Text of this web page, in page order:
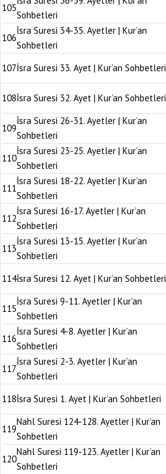
105
Sohbetleri
106
İsra Suresi 34-35. Ayetler | Kur’an
Sohbetleri
107İsra Suresi 33. Ayet | Kur’an Sohbetleri
108İsra Suresi 32. Ayet | Kur’an Sohbetleri
109
İsra Suresi 26-31. Ayetler | Kur’an
Sohbetleri
110
İsra Suresi 23-25. Ayetler | Kur’an
Sohbetleri
111
İsra Suresi 18-22. Ayetler | Kur’an
Sohbetleri
112
İsra Suresi 16-17. Ayetler | Kur’an
Sohbetleri
113
İsra Suresi 13-15. Ayetler | Kur’an
Sohbetleri
114İsra Suresi 12. Ayet | Kur’an Sohbetleri
115
İsra Suresi 9-11. Ayetler | Kur’an
Sohbetleri
116
İsra Suresi 4-8. Ayetler | Kur’an
Sohbetleri
117
İsra Suresi 2-3. Ayetler | Kur’an
Sohbetleri
118İsra Suresi 1. Ayet | Kur’an Sohbetleri
119
Nahl Suresi 124-128. Ayetler | Kur’an
Sohbetleri
120
Nahl Suresi 119-123. Ayetler | Kur’an
Sohbetleri